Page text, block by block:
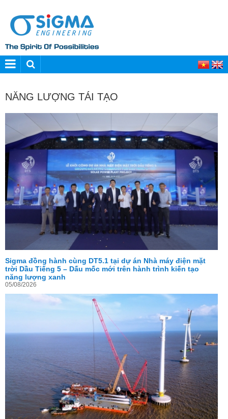
NĂNG LƯỢNG TÁI TẠO
Sigma đồng hành cùng DT5.1 tại dự án Nhà máy điện mặt
trời Dầu Tiếng 5 – Dấu mốc mới trên hành trình kiến tạo
năng lượng xanh
05/08/2026